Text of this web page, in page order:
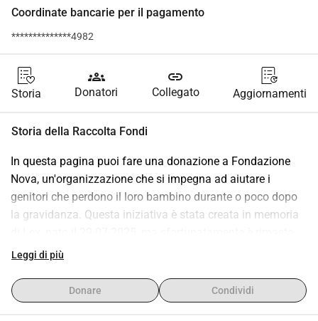
Coordinate bancarie per il pagamento
**************4982
Storia
groups
Donatori
link
Collegato Aggiornamenti
Storia della Raccolta Fondi
In questa pagina puoi fare una donazione a Fondazione
Nova, un'organizzazione che si impegna ad aiutare i
genitori che perdono il loro bambino durante o poco dopo
la gravidanza. Questa iniziativa è stata creata in memoria
con noi solo per poco tempo. La sua nascita è stata
Per fare qualcosa di permanente con questo amore e
questa mancanza, vogliamo sostenere la Fondazione Nova
Leggi di più
Donare Condividi